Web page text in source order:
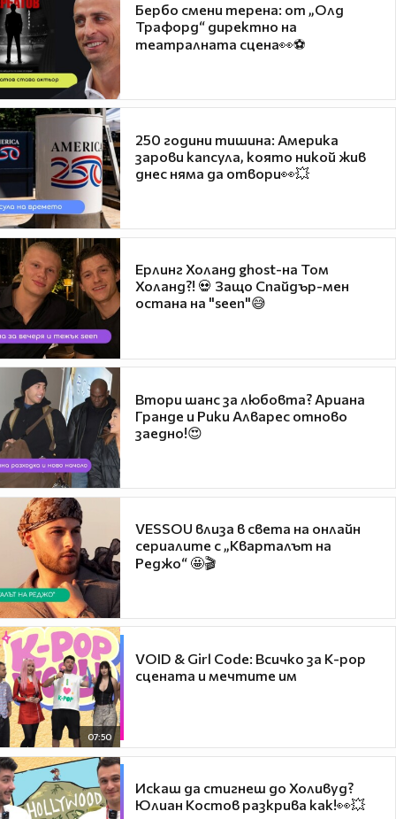
Бербо смени терена: от „Олд
Трафорд“ директно на
театралната сцена👀⚽
250 години тишина: Америка
зарови капсула, която никой жив
днес няма да отвори👀💥
Ерлинг Холанд ghost-на Том
Холанд?! 💀 Защо Спайдър-мен
остана на "seen"😅
Втори шанс за любовта? Ариана
Гранде и Рики Алварес отново
заедно!😍
VESSOU влиза в света на онлайн
сериалите с „Кварталът на
Реджо“ 🤩🎬
07:50
VOID & Girl Code: Всичко за K-pop
сцената и мечтите им
Искаш да стигнеш до Холивуд?
Юлиан Костов разкрива как!👀💥